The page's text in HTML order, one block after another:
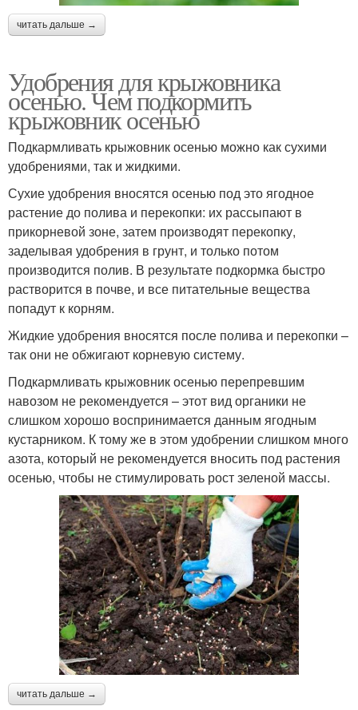
читать дальше →
Удобрения для крыжовника
осенью. Чем подкормить
крыжовник осенью
Подкармливать крыжовник осенью можно как сухими
удобрениями, так и жидкими.
Сухие удобрения вносятся осенью под это ягодное
растение до полива и перекопки: их рассыпают в
прикорневой зоне, затем производят перекопку,
заделывая удобрения в грунт, и только потом
производится полив. В результате подкормка быстро
растворится в почве, и все питательные вещества
попадут к корням.
Жидкие удобрения вносятся после полива и перекопки –
так они не обжигают корневую систему.
Подкармливать крыжовник осенью перепревшим
навозом не рекомендуется – этот вид органики не
слишком хорошо воспринимается данным ягодным
кустарником. К тому же в этом удобрении слишком много
азота, который не рекомендуется вносить под растения
осенью, чтобы не стимулировать рост зеленой массы.
читать дальше →